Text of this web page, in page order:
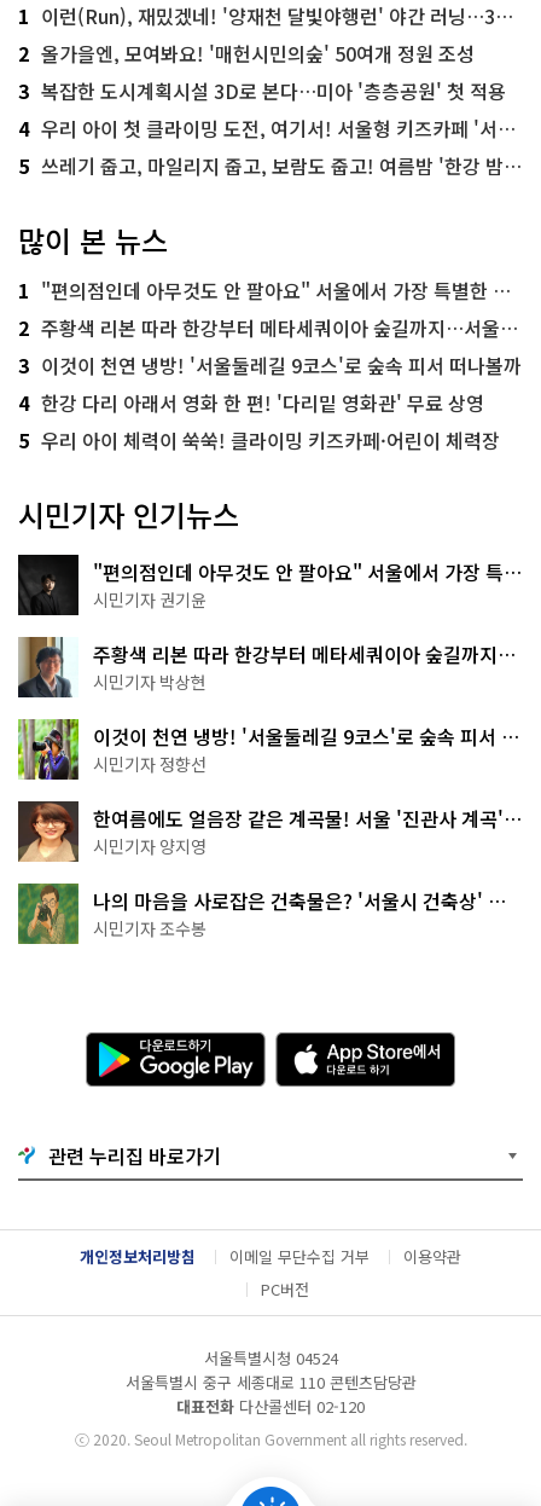
1 이런(Run), 재밌겠네! '양재천 달빛야행런' 야간 러닝…300명 모집
2 올가을엔, 모여봐요! '매헌시민의숲' 50여개 정원 조성
3 복잡한 도시계획시설 3D로 본다…미아 '층층공원' 첫 적용
4 우리 아이 첫 클라이밍 도전, 여기서! 서울형 키즈카페 '서울가족플라자점'
5 쓰레기 줍고, 마일리지 줍고, 보람도 줍고! 여름밤 '한강 밤마실 줍깅'
많이 본 뉴스
1 "편의점인데 아무것도 안 팔아요" 서울에서 가장 특별한 편의점의 정체
2 주황색 리본 따라 한강부터 메타세쿼이아 숲길까지…서울둘레길 15코스
3 이것이 천연 냉방! '서울둘레길 9코스'로 숲속 피서 떠나볼까
4 한강 다리 아래서 영화 한 편! '다리밑 영화관' 무료 상영
5 우리 아이 체력이 쑥쑥! 클라이밍 키즈카페·어린이 체력장
시민기자 인기뉴스
"편의점인데 아무것도 안 팔아요" 서울에서 가장 특별
한 편의점의 정체
시민기자 권기윤
주황색 리본 따라 한강부터 메타세쿼이아 숲길까지…
서울둘레길 15코스
시민기자 박상현
이것이 천연 냉방! '서울둘레길 9코스'로 숲속 피서 떠
나볼까
시민기자 정향선
한여름에도 얼음장 같은 계곡물! 서울 '진관사 계곡'이
천국이네~
시민기자 양지영
나의 마음을 사로잡은 건축물은? '서울시 건축상' 수
상작 공개!
시민기자 조수봉
다
운
로
기
G
o
g
l
e
l
A
p
p
e
서
다
운
드
관련 누리집 바로가기
개인정보처리방침 이메일 무단수집 거부
이용약관
PC버전
서울특별시청 04524
서울특별시 중구 세종대로 110 콘텐츠담당관
대표전화 다산콜센터 02-120
ⓒ2020. Seoul Metropolitan Government all rights reserved.